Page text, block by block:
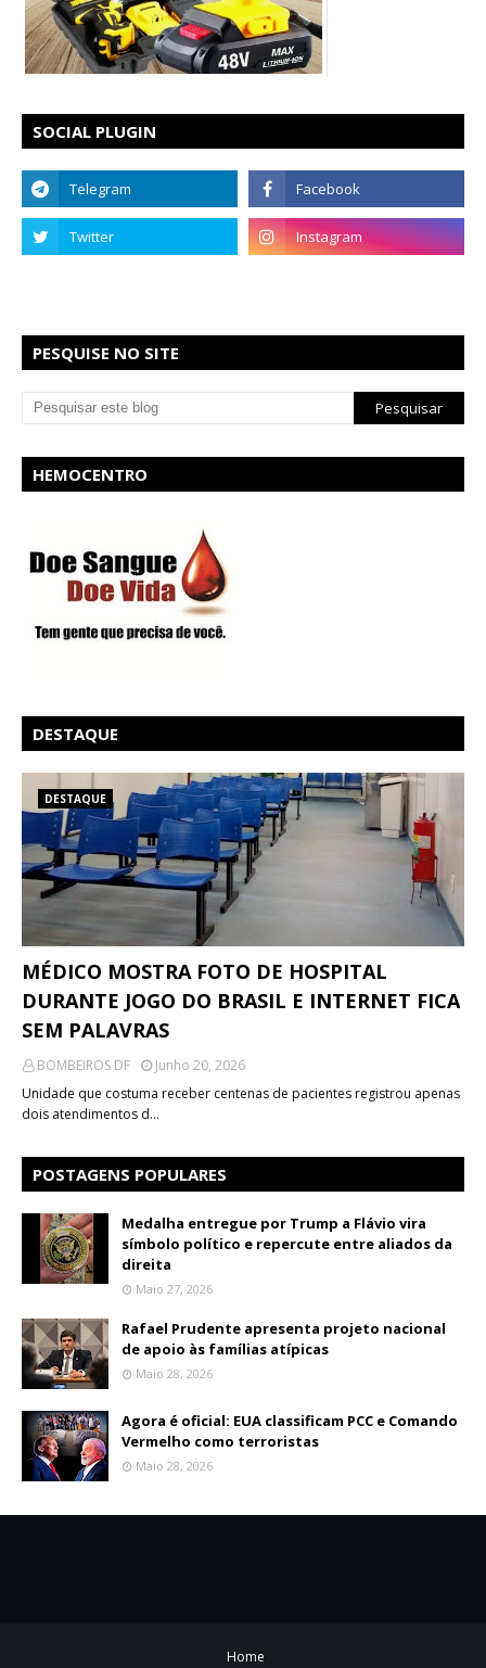
SOCIAL PLUGIN
PESQUISE NO SITE
HEMOCENTRO
DESTAQUE
DESTAQUE
MÉDICO MOSTRA FOTO DE HOSPITAL
DURANTE JOGO DO BRASIL E INTERNET FICA
SEM PALAVRAS
BOMBEIROS DF
Junho 20, 2026
Unidade que costuma receber centenas de pacientes registrou apenas
dois atendimentos d…
POSTAGENS POPULARES
Medalha entregue por Trump a Flávio vira
símbolo político e repercute entre aliados da
direita
Maio 27, 2026
Rafael Prudente apresenta projeto nacional
de apoio às famílias atípicas
Maio 28, 2026
Agora é oficial: EUA classificam PCC e Comando
Vermelho como terroristas
Maio 28, 2026
Home